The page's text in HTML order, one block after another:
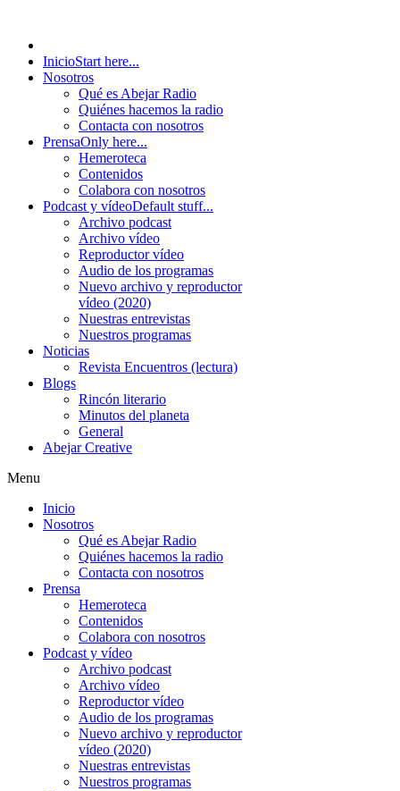
InicioStart here...
Nosotros
Qué es Abejar Radio
Quiénes hacemos la radio
Contacta con nosotros
PrensaOnly here...
Hemeroteca
Contenidos
Colabora con nosotros
Podcast y vídeoDefault stuff...
Archivo podcast
Archivo vídeo
Reproductor vídeo
Audio de los programas
Nuevo archivo y reproductor
vídeo (2020)
Nuestras entrevistas
Nuestros programas
Noticias
Revista Encuentros (lectura)
Blogs
Rincón literario
Minutos del planeta
General
Abejar Creative
Menu
Inicio
Nosotros
Qué es Abejar Radio
Quiénes hacemos la radio
Contacta con nosotros
Prensa
Hemeroteca
Contenidos
Colabora con nosotros
Podcast y vídeo
Archivo podcast
Archivo vídeo
Reproductor vídeo
Audio de los programas
Nuevo archivo y reproductor
vídeo (2020)
Nuestras entrevistas
Nuestros programas